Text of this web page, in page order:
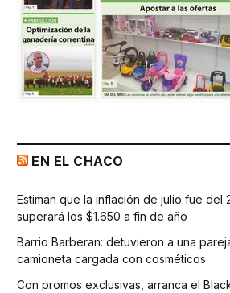
EN EL CHACO
Estiman que la inflación de julio fue del
superará los $1.650 a fin de año
Barrio Barberan: detuvieron a una
camioneta cargada con cosméticos
Con promos exclusivas, arranca el